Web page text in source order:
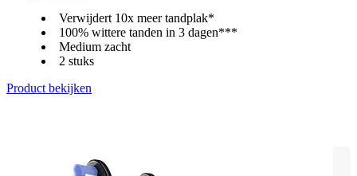
Verwijdert 10x meer tandplak*
100% wittere tanden in 3 dagen***
Medium zacht
2 stuks
Product bekijken